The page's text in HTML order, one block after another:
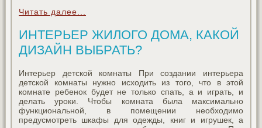
Читать далее...
ИНТЕРЬЕР ЖИЛОГО ДОМА, КАКОЙ
ДИЗАЙН ВЫБРАТЬ?
Интерьер детской комнаты При создании интерьера
детской комнаты нужно исходить из того, что в этой
комнате ребенок будет не только спать, а и играть, и
делать уроки. Чтобы комната была максимально
функциональной, в помещении необходимо
предусмотреть шкафы для одежды, книг и игрушек, а